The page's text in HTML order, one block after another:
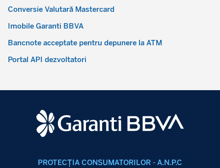
Conversie Valutară Mastercard
Imobile Garanti BBVA
Bancnote acceptate pentru depunere la ATM
Portal API dezvoltatori
PROTECŢIA CONSUMATORILOR - A.N.P.C